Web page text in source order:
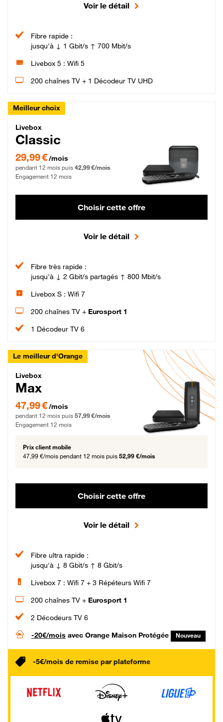
Voir le détail
Fibre rapide :
jusqu'à ↓ 1 Gbit/s ↑ 700 Mbit/s
Livebox 5 : Wifi 5
200 chaînes TV + 1 Décodeur TV UHD
Meilleur choix
Livebox Classic Fibre
Livebox
Classic
29,99 € par mois pendant 12 mois puis 42,99 € par mois, Engagement 12 mois
29,99 €/mois
pendant 12 mois puis 42,99 €/mois
Engagement 12 mois
Choisir cette offre
Voir le détail
Fibre très rapide :
jusqu'à ↓ 2 Gbit/s partagés ↑ 800 Mbit/s
Livebox S : Wifi 7
200 chaînes TV + Eurosport 1
1 Décodeur TV 6
Le meilleur d'Orange
Livebox Max Fibre
Livebox
Max
47,99 € par mois pendant 12 mois puis 57,99 € par mois, Engagement 12 mois
47,99 €/mois
pendant 12 mois puis 57,99 €/mois
Engagement 12 mois
Prix client mobile
47,99 €/mois pendant 12 mois puis 52,99 €/mois
Choisir cette offre
Voir le détail
Fibre ultra rapide :
jusqu'à ↓ 8 Gbit/s ↑ 8 Gbit/s
Livebox 7 : Wifi 7 + 3 Répéteurs Wifi 7
200 chaînes TV + Eurosport 1
2 Décodeurs TV 6
-20€/mois avec Orange Maison Protégée Nouveau
-5€/mois de remise par plateforme